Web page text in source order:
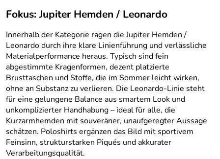
Fokus: Jupiter Hemden / Leonardo
Innerhalb der Kategorie ragen die Jupiter Hemden /
Leonardo durch ihre klare Linienführung und verlässliche
Materialperformance heraus. Typisch sind fein
abgestimmte Kragenformen, dezent platzierte
Brusttaschen und Stoffe, die im Sommer leicht wirken,
ohne an Substanz zu verlieren. Die Leonardo-Linie steht
für eine gelungene Balance aus smartem Look und
unkomplizierter Handhabung – ideal für alle, die
Kurzarmhemden mit souveräner, unaufgeregter Aussage
schätzen. Poloshirts ergänzen das Bild mit sportivem
Feinsinn, strukturstarken Piqués und akkurater
Verarbeitungsqualität.